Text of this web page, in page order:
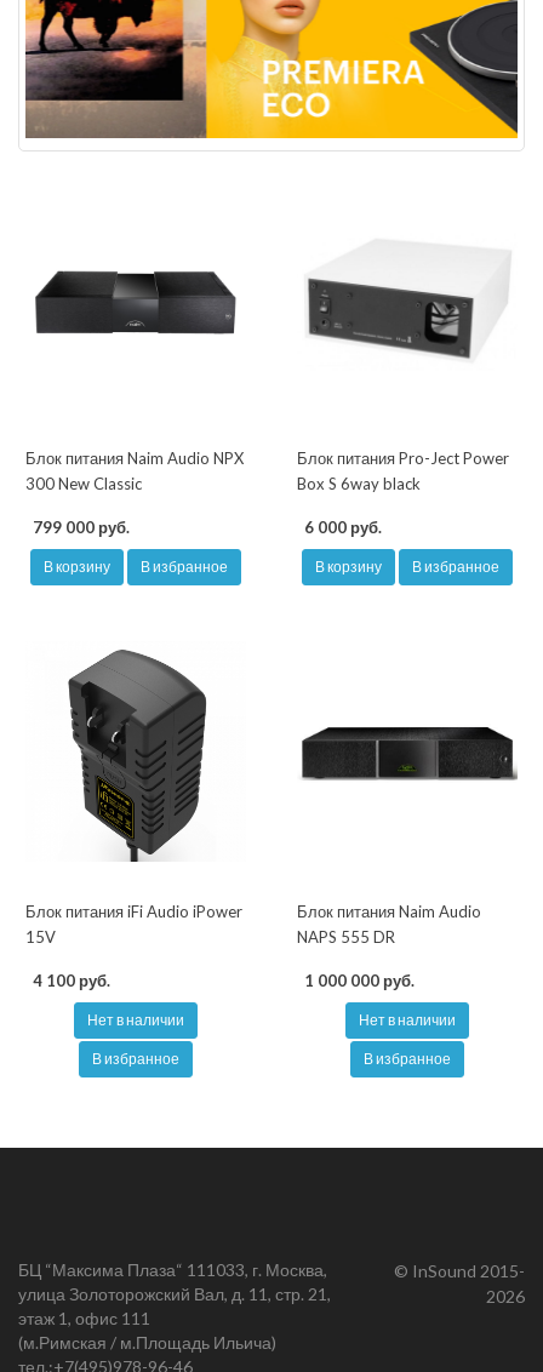
Блок питания Naim Audio NPX
300 New Classic
799 000 руб.
В корзину В избранное
Блок питания Pro-Ject Power
Box S 6way black
6 000 руб.
В корзину В избранное
Блок питания iFi Audio iPower
15V
4 100 руб.
Нет в наличии
В избранное
Блок питания Naim Audio
NAPS 555 DR
1 000 000 руб.
Нет в наличии
В избранное
БЦ “Максима Плаза“ 111033, г. Москва,
улица Золоторожский Вал, д. 11, стр. 21,
этаж 1, офис 111
(м.Римская / м.Площадь Ильича)
тел.:+7(495)978-96-46
© InSound 2015-
2026